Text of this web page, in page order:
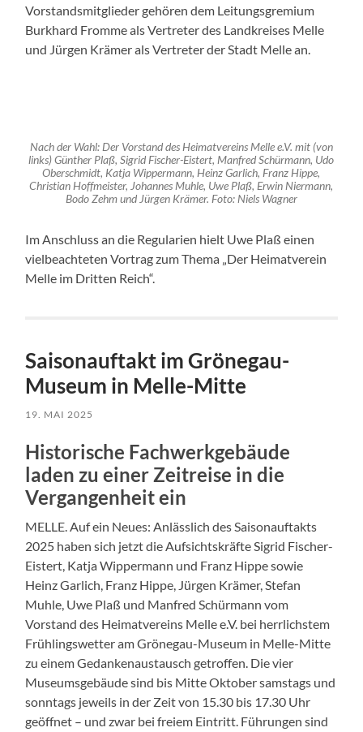
Vorstandsmitglieder gehören dem Leitungsgremium
Burkhard Fromme als Vertreter des Landkreises Melle
und Jürgen Krämer als Vertreter der Stadt Melle an.
Nach der Wahl: Der Vorstand des Heimatvereins Melle e.V. mit (von
links) Günther Plaß, Sigrid Fischer-Eistert, Manfred Schürmann, Udo
Oberschmidt, Katja Wippermann, Heinz Garlich, Franz Hippe,
Christian Hoffmeister, Johannes Muhle, Uwe Plaß, Erwin Niermann,
Bodo Zehm und Jürgen Krämer. Foto: Niels Wagner
Im Anschluss an die Regularien hielt Uwe Plaß einen
vielbeachteten Vortrag zum Thema „Der Heimatverein
Melle im Dritten Reich“.
Saisonauftakt im Grönegau-
Museum in Melle-Mitte
19. MAI 2025
Historische Fachwerkgebäude
laden zu einer Zeitreise in die
Vergangenheit ein
MELLE. Auf ein Neues: Anlässlich des Saisonauftakts
2025 haben sich jetzt die Aufsichtskräfte Sigrid Fischer-
Eistert, Katja Wippermann und Franz Hippe sowie
Heinz Garlich, Franz Hippe, Jürgen Krämer, Stefan
Muhle, Uwe Plaß und Manfred Schürmann vom
Vorstand des Heimatvereins Melle e.V. bei herrlichstem
Frühlingswetter am Grönegau-Museum in Melle-Mitte
zu einem Gedankenaustausch getroffen. Die vier
Museumsgebäude sind bis Mitte Oktober samstags und
sonntags jeweils in der Zeit von 15.30 bis 17.30 Uhr
geöffnet – und zwar bei freiem Eintritt. Führungen sind